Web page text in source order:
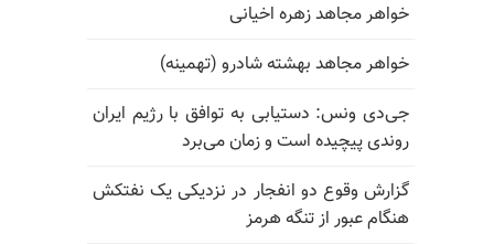
خواهر مجاهد زهره اخیانی
خواهر مجاهد بهشته شادرو (تهمینه)
جی‌دی ونس: دستیابی به توافق با رژیم ایران
روندی پیچیده است و زمان می‌برد
گزارش وقوع دو انفجار در نزدیکی یک نفتکش
هنگام عبور از تنگه هرمز